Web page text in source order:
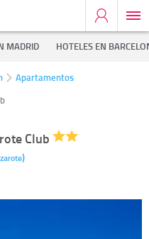
MADRID HOTELES EN
Apartamentos
Club
)